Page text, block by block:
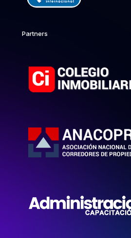
Partners